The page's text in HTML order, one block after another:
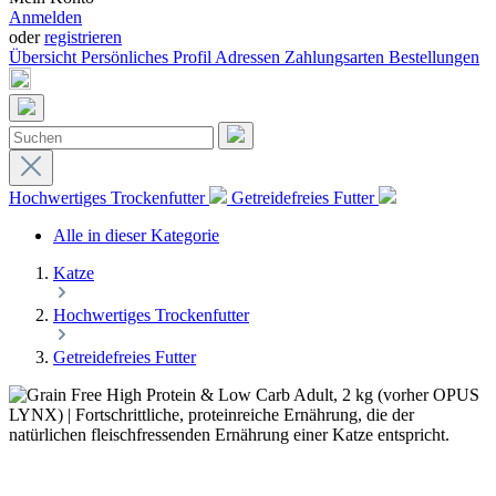
Anmelden
oderregistrieren
Übersicht Persönliches Profil Adressen Zahlungsarten Bestellungen
Hochwertiges Trockenfutter
Getreidefreies Futter
Alle in dieser Kategorie
Katze
Hochwertiges Trockenfutter
Getreidefreies Futter